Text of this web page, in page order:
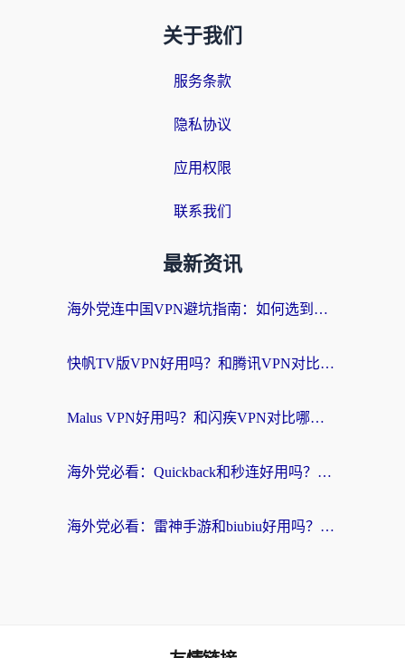
关于我们
服务条款
隐私协议
应用权限
联系我们
最新资讯
海外党连中国VPN避坑指南：如何选到真正能无缝刷国内资源的加速器？
快帆TV版VPN好用吗？和腾讯VPN对比哪个回国效果更好？海外党必看的真实体验指南
Malus VPN好用吗？和闪疾VPN对比哪个回国效果更好？海外华人的实用避坑指南
海外党必看：Quickback和秒连好用吗？3步选对回国加速器，无缝刷国内资源
海外党必看：雷神手游和biubiu好用吗？3招选对回国加速器无缝刷国内资源